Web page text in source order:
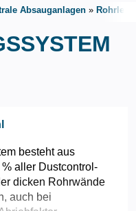
Absauganlagen »
besteht aus
aller Dustcontrol-
dicken Rohrwände
auch bei